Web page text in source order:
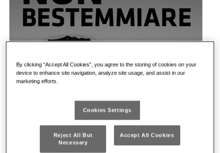
By clicking “Accept All Cookies”, you agree to the storing of cookies on your
device to enhance site navigation, analyze site usage, and assist in our
marketing efforts.
Cookies Settings
Reject All But
Necessary
Accept All Cookies